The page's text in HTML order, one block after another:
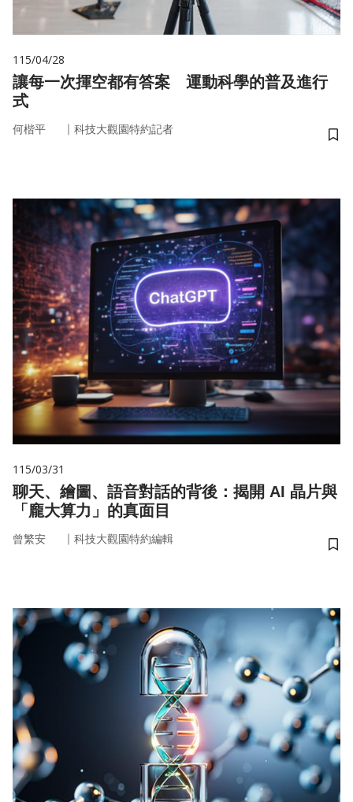
115/04/28
讓每一次揮空都有答案 運動科學的普及進行
式
何楷平 ｜ 科技大觀園特約記者
儲
115/03/31
聊天、繪圖、語音對話的背後：揭開 AI 晶片與
「龐大算力」的真面目
曾繁安 ｜ 科技大觀園特約編輯
儲